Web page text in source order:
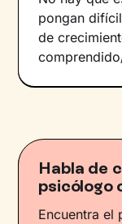
pongan
de
Habla de
psicólogo
Encuentra el